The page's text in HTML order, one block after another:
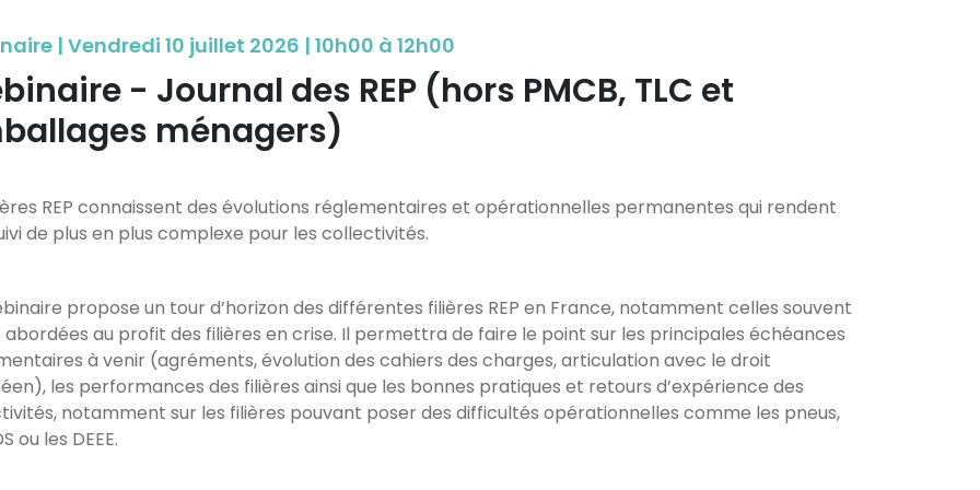
| Vendredi 10 juillet 2026 | 10h00 à 12h00
- Journal des REP (hors PMCB, TLC et
ménagers)
REP connaissent des évolutions réglementaires et opérationnelles permanentes qui rendent
de plus en plus complexe pour les collectivités.
propose un tour d’horizon des différentes filières REP en France, notamment celles souvent
abordées au profit des filières en crise. Il permettra de faire le point sur les principales échéances
à venir (agréments, évolution des cahiers des charges, articulation avec le droit
les performances des filières ainsi que les bonnes pratiques et retours d’expérience des
notamment sur les filières pouvant poser des difficultés opérationnelles comme les pneus,
ou les DEEE.